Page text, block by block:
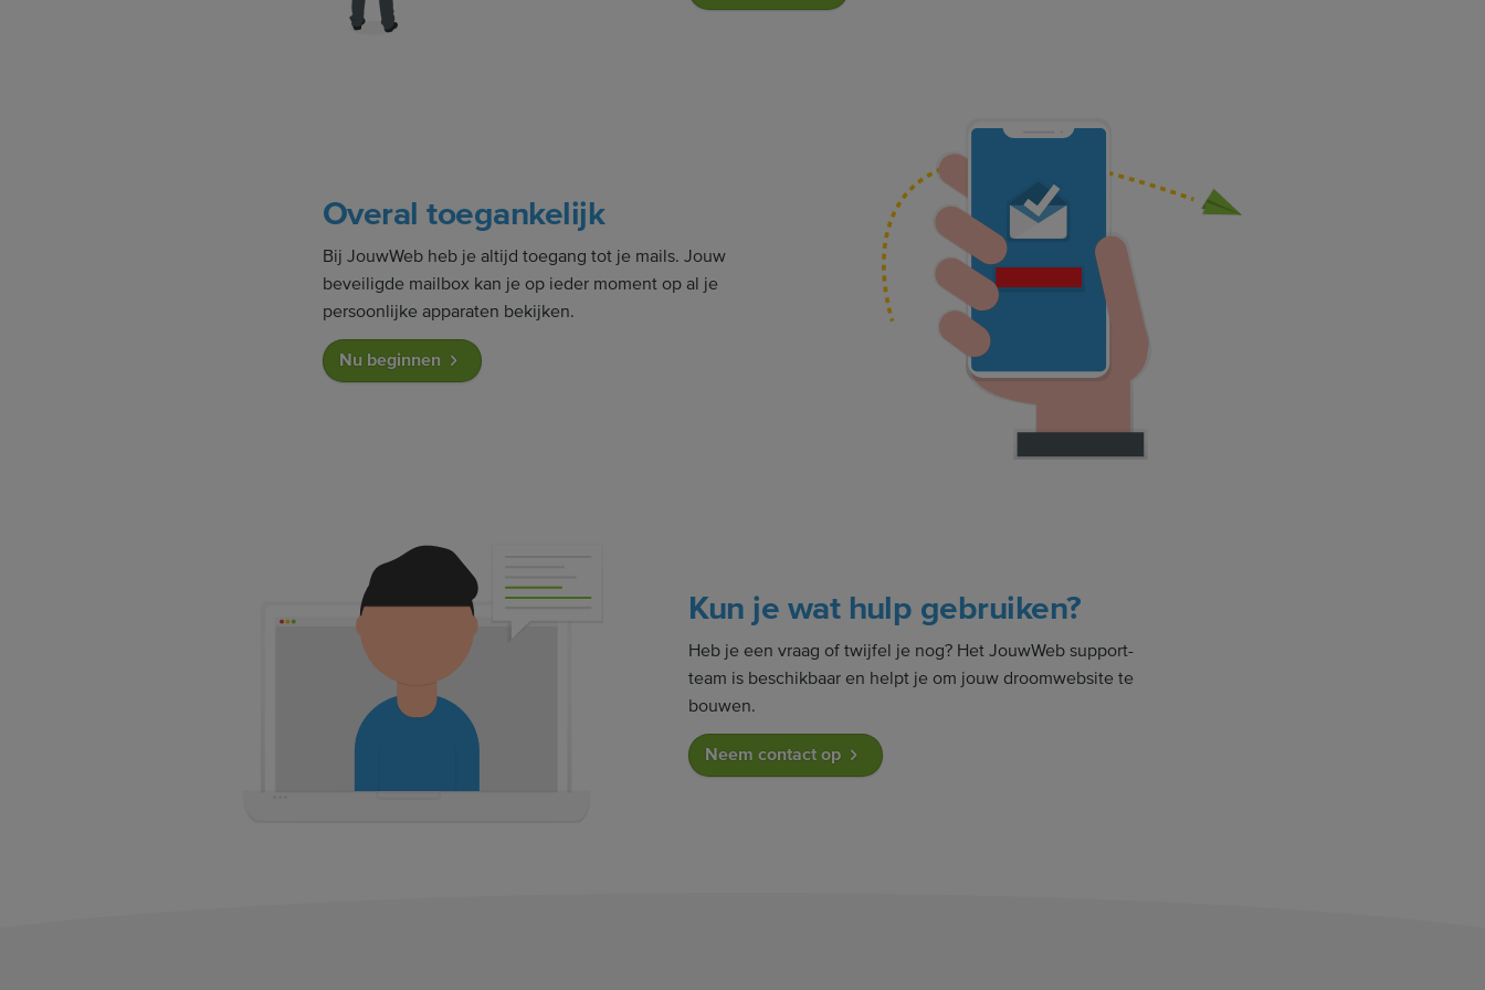
Overal toegankelijk
Bij JouwWeb heb je altijd toegang tot je mails. Jouw
beveiligde mailbox kan je op ieder moment op al je
persoonlijke apparaten bekijken.
Nu beginnen
Kun je wat hulp gebruiken?
Heb je een vraag of twijfel je nog? Het JouwWeb support-
team is beschikbaar en helpt je om jouw droomwebsite te
bouwen.
Neem contact op